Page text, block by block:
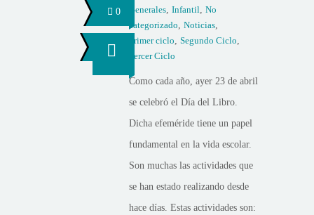
0
Generales, Infantil, No
categorizado, Noticias,
Primer ciclo, Segundo Ciclo,
Tercer Ciclo
Como cada año, ayer 23 de abril
se celebró el Día del Libro.
Dicha efeméride tiene un papel
fundamental en la vida escolar.
Son muchas las actividades que
se han estado realizando desde
hace días. Estas actividades son: